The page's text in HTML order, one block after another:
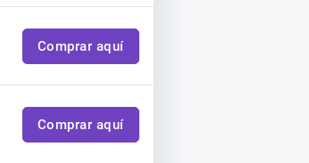
Comprar aquí
Comprar aquí